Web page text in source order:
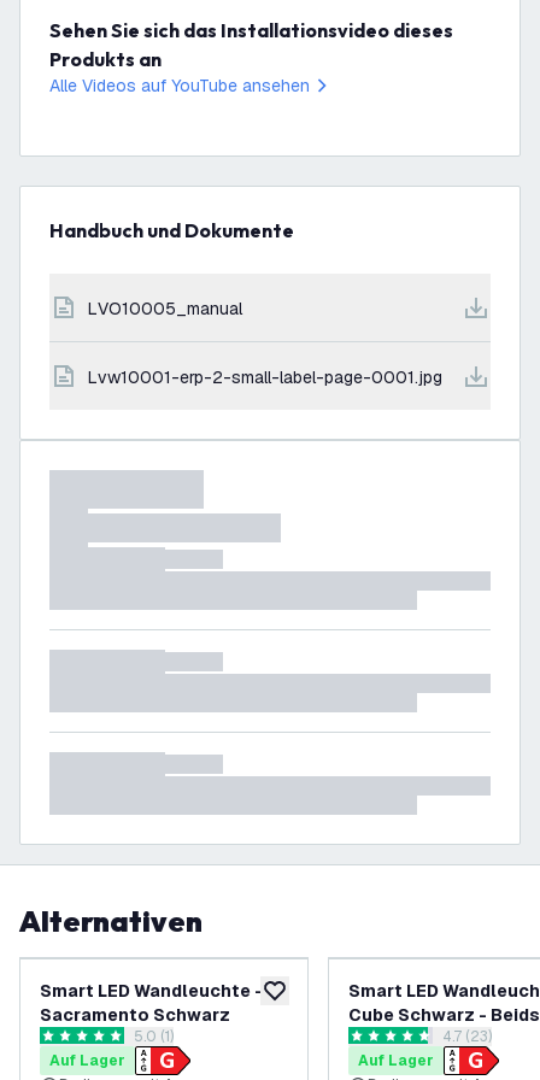
Sehen Sie sich das Installationsvideo dieses
Produkts an
Alle Videos auf YouTube ansehen
Handbuch und Dokumente
LVO10005_manual
lvw10001-erp-2-small-label-page-0001.jpg
Alternativen
zur Wunschliste hinzufügen
Smart LED Wandleuchte -
Sacramento Schwarz
Bewertungsbereich öffnen
5 Bewertungssterne
5.0 (1)
Auf Lager
Smart LED
Cube Schwarz
4.7 Bewertungssterne
4.7 (23)
Auf Lager